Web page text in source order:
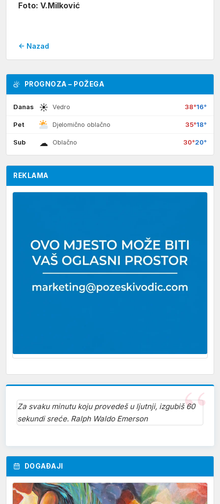
Foto: V.Milković
← Nazad
PROGNOZA – POŽEGA
Danas ☀ Vedro 38°16°
Pet Djelomično oblačno 35°18°
Sub ☁ Oblačno 30°20°
REKLAMA
Za svaku minutu koju provedeš u ljutnji, izgubiš 60
sekundi sreće. Ralph Waldo Emerson
DOGAĐAJI